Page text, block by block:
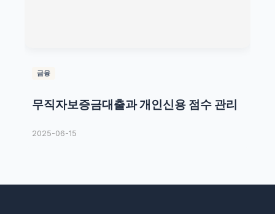
금융
무직자보증금대출과 개인신용 점수 관리
2025-06-15